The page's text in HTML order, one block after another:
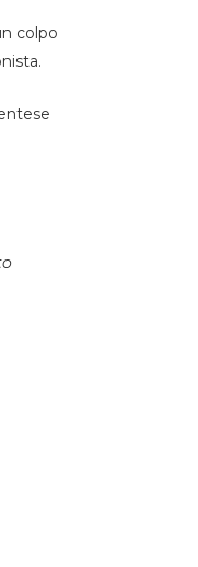
colpo